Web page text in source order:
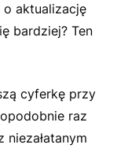
o aktualizację
bardziej? Ten
cyferkę przy
raz